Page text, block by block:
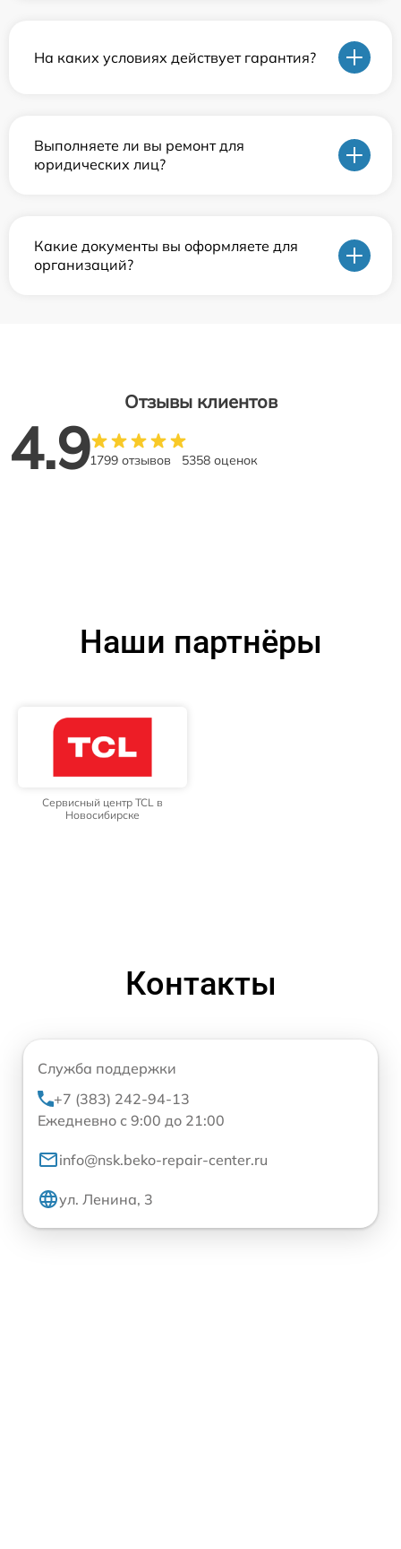
На каких условиях действует гарантия?
Выполняете ли вы ремонт для
юридических лиц?
Какие документы вы оформляете для
организаций?
Отзывы клиентов
4.91799 отзывов 5358 оценок
Наши партнёры
Сервисный центр TCL в
Новосибирске
Контакты
Служба поддержки
+7 (383) 242-94-13
Ежедневно с 9:00 до 21:00
info@nsk.beko-repair-center.ru
ул. Ленина, 3